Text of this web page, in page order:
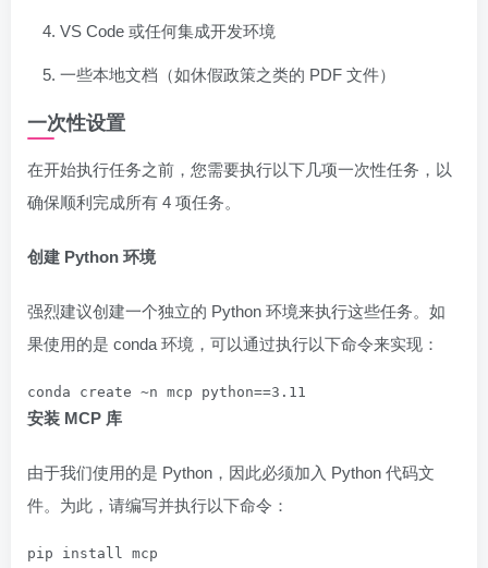
VS Code 或任何集成开发环境
一些本地文档（如休假政策之类的 PDF 文件）
一次性设置
在开始执行任务之前，您需要执行以下几项一次性任务，以
确保顺利完成所有 4 项任务。
创建 Python 环境
强烈建议创建一个独立的 Python 环境来执行这些任务。如
果使用的是 conda 环境，可以通过执行以下命令来实现：
conda create ~n mcp python==3.11
安装 MCP 库
由于我们使用的是 Python，因此必须加入 Python 代码文
件。为此，请编写并执行以下命令：
pip install mcp